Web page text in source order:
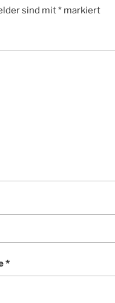
sind mit* markiert
*